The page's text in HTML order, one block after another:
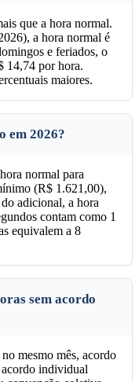
que a hora normal.
a hora normal é
e feriados, o
14,74 por hora.
maiores.
em 2026?
normal para
(R$ 1.621,00),
adicional, a hora
contam como 1
equivalem a 8
sem acordo
mesmo mês, acordo
acordo individual